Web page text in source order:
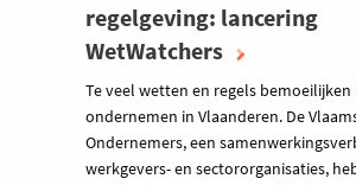
regelgeving: lancering
WetWatchers
Te veel wetten en regels bemoeilijken
ondernemen in Vlaanderen. De
Ondernemers, een
werkgevers- en sectororganisaties,